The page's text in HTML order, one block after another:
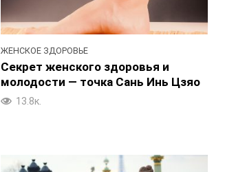
ЖЕНСКОЕ ЗДОРОВЬЕ
Секрет женского здоровья и
молодости — точка Сань Инь Цзяо
13.8к.